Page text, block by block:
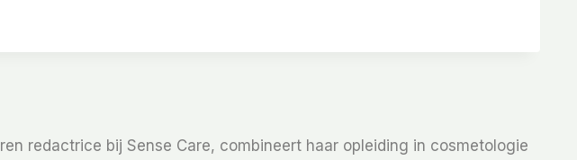
redactrice bij Sense Care, combineert haar opleiding in cosmetologie